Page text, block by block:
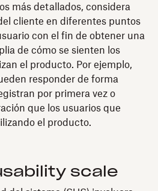
más detallados, considera
cliente en diferentes puntos
con el fin de obtener una
de cómo se sienten los
el producto. Por ejemplo,
responder de forma
por primera vez o
que los usuarios que
el producto.
scale